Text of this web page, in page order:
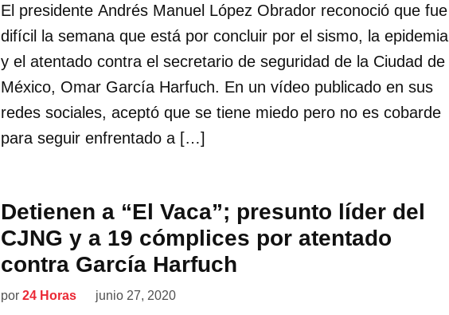
El presidente Andrés Manuel López Obrador reconoció que fue
difícil la semana que está por concluir por el sismo, la epidemia
y el atentado contra el secretario de seguridad de la Ciudad de
México, Omar García Harfuch. En un vídeo publicado en sus
redes sociales, aceptó que se tiene miedo pero no es cobarde
para seguir enfrentado a […]
Detienen a “El Vaca”; presunto líder del
CJNG y a 19 cómplices por atentado
contra García Harfuch
por 24 Horas junio 27, 2020